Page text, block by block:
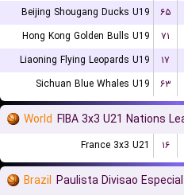
Beijing Shougang Ducks U19
۶۵
Hong Kong Golden Bulls U19
۷۱
Liaoning Flying Leopards U19
۱۷
Sichuan Blue Whales U19
۶۳
World FIBA 3x3 U21 Nations
France 3x3 U21 ۱۶
Brazil Paulista Divisao